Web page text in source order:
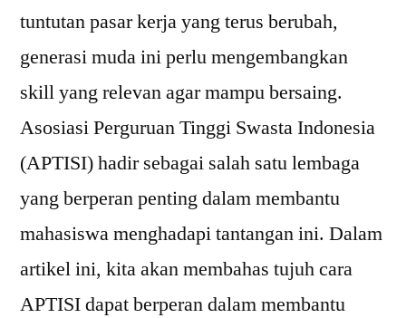
tuntutan pasar kerja yang terus berubah,
generasi muda ini perlu mengembangkan
skill yang relevan agar mampu bersaing.
Asosiasi Perguruan Tinggi Swasta Indonesia
(APTISI) hadir sebagai salah satu lembaga
yang berperan penting dalam membantu
mahasiswa menghadapi tantangan ini. Dalam
artikel ini, kita akan membahas tujuh cara
APTISI dapat berperan dalam membantu